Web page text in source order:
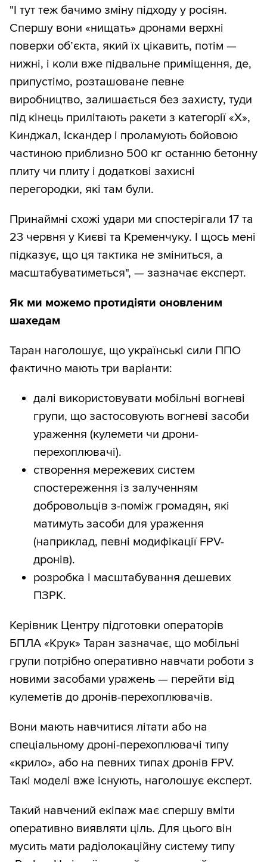
"І тут теж бачимо зміну підходу у росіян.
Спершу вони «нищать» дронами верхні
поверхи об’єкта, який їх цікавить, потім —
нижні, і коли вже підвальне приміщення, де,
припустімо, розташоване певне
виробництво, залишається без захисту, туди
під кінець прилітають ракети з категорії «Х»,
Кинджал, Іскандер і проламують бойовою
частиною приблизно 500 кг останню бетонну
плиту чи плиту і додаткові захисні
перегородки, які там були.
Принаймні схожі удари ми спостерігали 17 та
23 червня у Києві та Кременчуку. І щось мені
підказує, що ця тактика не зміниться, а
масштабуватиметься", — зазначає експерт.
Як ми можемо протидіяти оновленим
шахедам
Таран наголошує, що українські сили ППО
фактично мають три варіанти:
далі використовувати мобільні вогневі
групи, що застосовують вогневі засоби
ураження (кулемети чи дрони-
перехоплювачі).
створення мережевих систем
спостереження із залученням
добровольців з-поміж громадян, які
матимуть засоби для ураження
(наприклад, певні модифікації FPV-
дронів).
розробка і масштабування дешевих
ПЗРК.
Керівник Центру підготовки операторів
БПЛА «Крук» Таран зазначає, що мобільні
групи потрібно оперативно навчати роботи з
новими засобами уражень — перейти від
кулеметів до дронів-перехоплювачів.
Вони мають навчитися літати або на
спеціальному дроні-перехоплювачі типу
«крило», або на певних типах дронів FPV.
Такі моделі вже існують, наголошує експерт.
Такий навчений екіпаж має спершу вміти
оперативно виявляти ціль. Для цього він
мусить мати радіолокаційну систему типу